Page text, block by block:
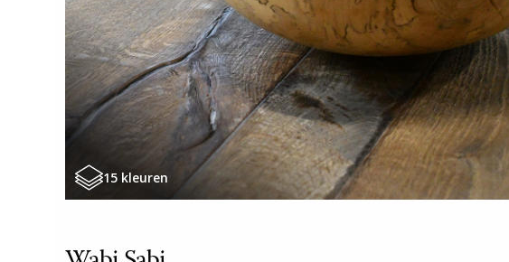
15 kleuren